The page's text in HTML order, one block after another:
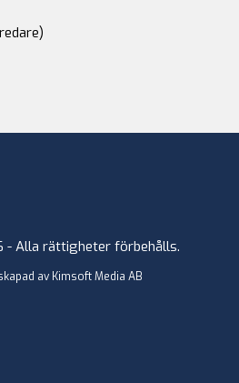
Alla rättigheter förbehålls.
av Kimsoft Media AB